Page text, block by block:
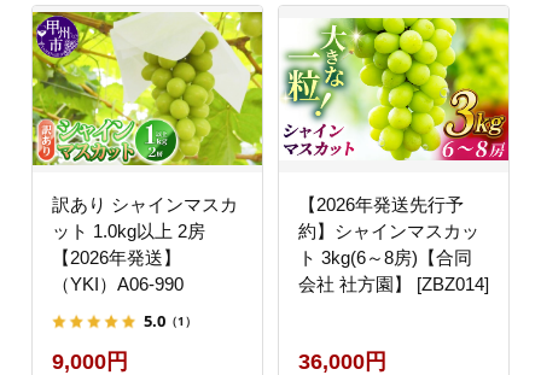
訳あり シャインマスカ
ット 1.0kg以上 2房
【2026年発送】
（YKI）A06-990
5.0 （1）
9,000円
【2026年発送先行予
約】シャインマスカッ
ト 3kg(6～8房)【合同
会社 社方園】 [ZBZ014]
36,000円